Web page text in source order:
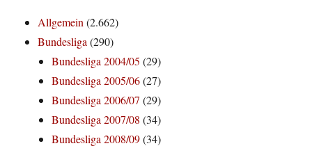
Allgemein(2.662)
Bundesliga(290)
Bundesliga 2004/05 (29)
Bundesliga 2005/06(27)
Bundesliga 2006/07 (29)
Bundesliga 2007/08 (34)
Bundesliga 2008/09(34)